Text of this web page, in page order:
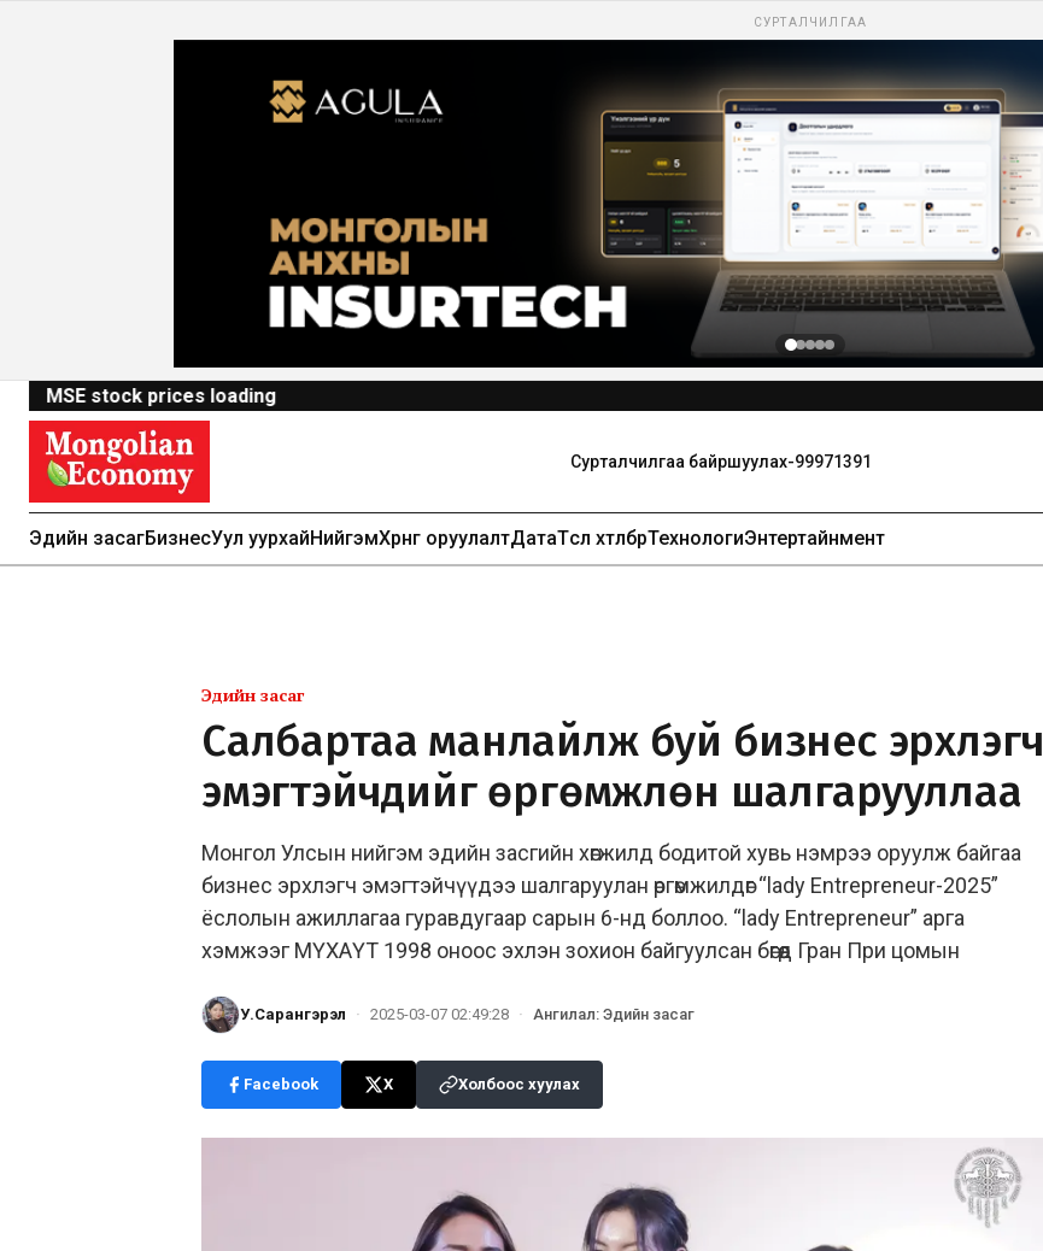
СУРТАЛЧИЛГАА
MSE stock prices loading
Эдийн засагБизнесУул уурхайНийгэмХөрөнгө оруулалтДатаТөсөл хөтөлбөрТехнологиЭнтертайнмент
Эдийн засаг
Салбартаа манлайлж буй бизнес эрхлэгч
эмэгтэйчүүдийг өргөмжлөн шалгарууллаа
Монгол Улсын нийгэм эдийн засгийн хөгжилд бодитой хувь нэмрээ оруулж байгаа
бизнес эрхлэгч эмэгтэйчүүдээ шалгаруулан өргөмжилдөг “lady Entrepreneur-2025”
ёслолын ажиллагаа гуравдугаар сарын 6-нд боллоо. “lady Entrepreneur” арга
хэмжээг МҮХАҮТ 1998 оноос эхлэн зохион байгуулсан бөгөөд Гран При цомын
У.Сарангэрэл · 2025-03-07 02:49:28 · Ангилал: Эдийн засаг
Facebook X Холбоос хуулах